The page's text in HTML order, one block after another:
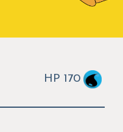
HP 170